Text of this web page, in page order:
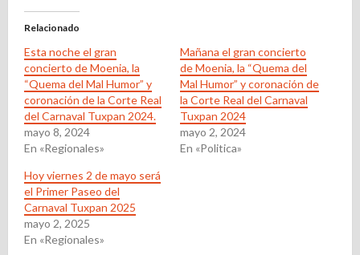
Relacionado
Esta noche el gran
concierto de Moenia, la
“Quema del Mal Humor” y
coronación de la Corte Real
del Carnaval Tuxpan 2024.
mayo 8, 2024
En «Regionales»
Mañana el gran concierto
de Moenia, la “Quema del
Mal Humor” y coronación de
la Corte Real del Carnaval
Tuxpan 2024
mayo 2, 2024
En «Politica»
Hoy viernes 2 de mayo será
el Primer Paseo del
Carnaval Tuxpan 2025
mayo 2, 2025
En «Regionales»